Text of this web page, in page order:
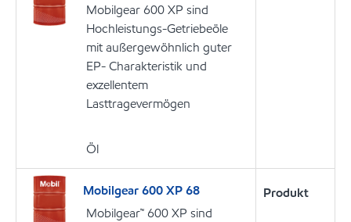
Mobilgear 600 XP sind
Hochleistungs-Getriebeöle
mit außergewöhnlich guter
EP- Charakteristik und
exzellentem
Lasttragevermögen
Öl
Mobilgear 600 XP 68
Mobilgear™ 600 XP sind
Produkt